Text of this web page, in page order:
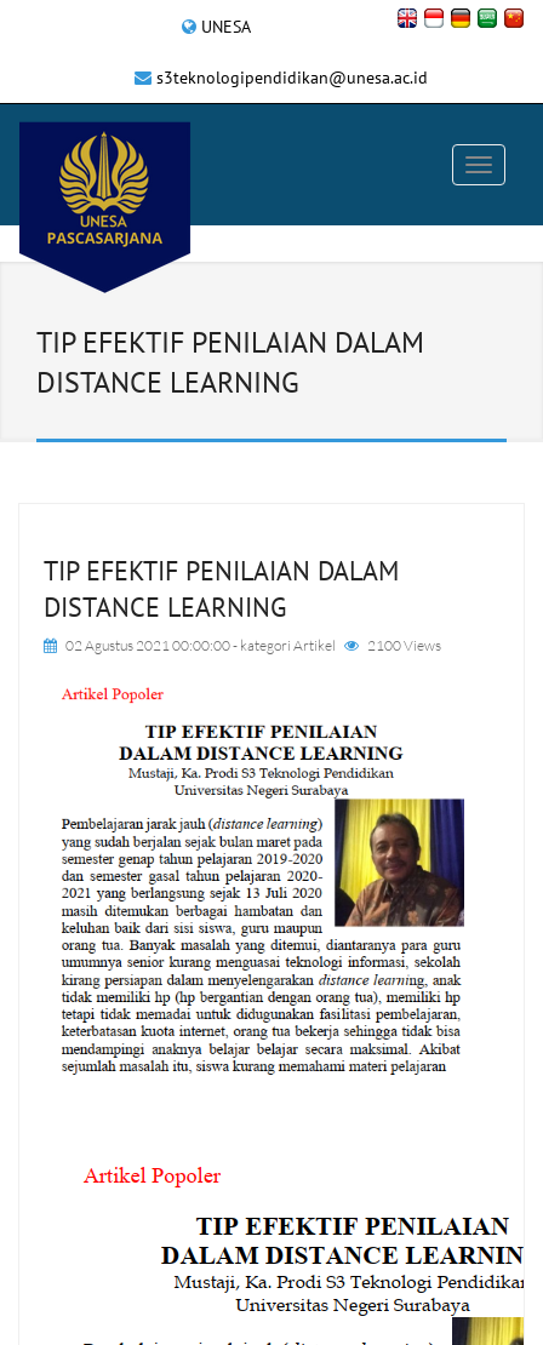
UNESA
s3teknologipendidikan@unesa.ac.id
TIP EFEKTIF PENILAIAN DALAM
DISTANCE LEARNING
TIP EFEKTIF PENILAIAN DALAM
DISTANCE LEARNING
02 Agustus 2021 00:00:00- kategori Artikel 2100 Views